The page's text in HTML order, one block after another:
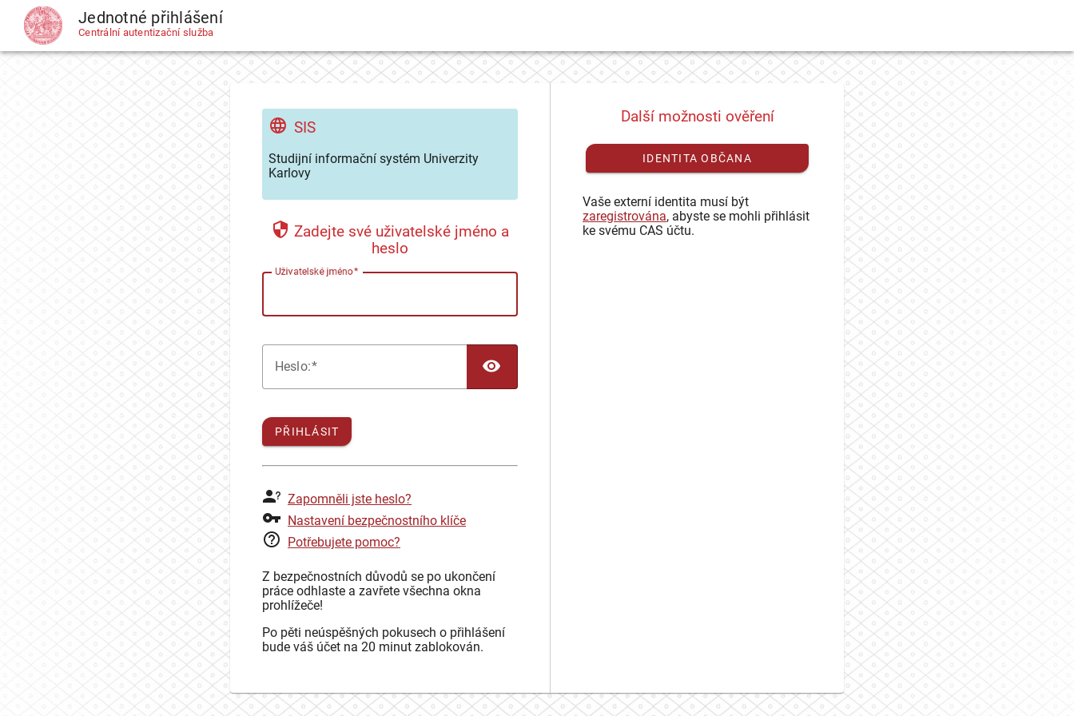
CAS Jednotné přihlášení
Centrální autentizační služba
SIS
Studijní informační systém Univerzity
Karlovy
Zadejte své uživatelské jméno a
heslo
Uživatelské jméno
Heslo:
PŘIHLÁSIT
Zapomněli jste heslo?
Nastavení bezpečnostního klíče
Potřebujete pomoc?
Z bezpečnostních důvodů se po ukončení
práce odhlaste a zavřete všechna okna
prohlížeče!
Po pěti neúspěšných pokusech o přihlášení
bude váš účet na 20 minut zablokován.
Další možnosti ověření
IDENTITA OBČANA
Vaše externí identita musí být
zaregistrována, abyste se mohli přihlásit
ke svému CAS účtu.